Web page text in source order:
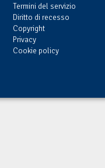
Termini del servizio
Diritto di recesso
Copyright
Privacy
Cookie policy